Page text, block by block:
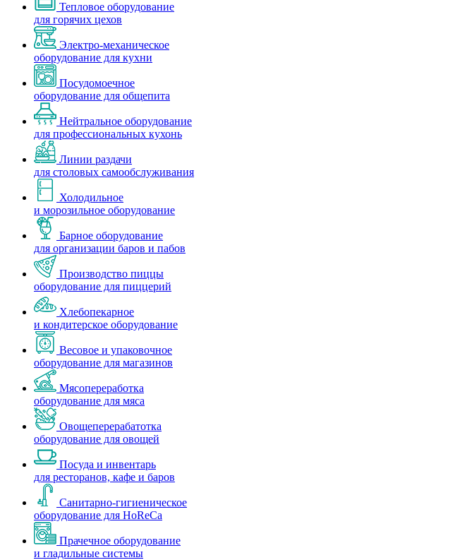
Тепловое оборудование
для горячих цехов
Электро-механическое
оборудование для кухни
Посудомоечное
оборудование для общепита
Нейтральное оборудование
для профессиональных кухонь
Линии раздачи
для столовых самообслуживания
Холодильное
и морозильное оборудование
Барное оборудование
для организации баров и пабов
Производство пиццы
оборудование для пиццерий
Хлебопекарное
и кондитерское оборудование
Весовое и упаковочное
оборудование для магазинов
Мясопереработка
оборудование для мяса
Овощеперерабатотка
оборудование для овощей
Посуда и инвентарь
для ресторанов, кафе и баров
Санитарно-гигиеническое
оборудование для HoReCa
Прачечное оборудование
и гладильные системы